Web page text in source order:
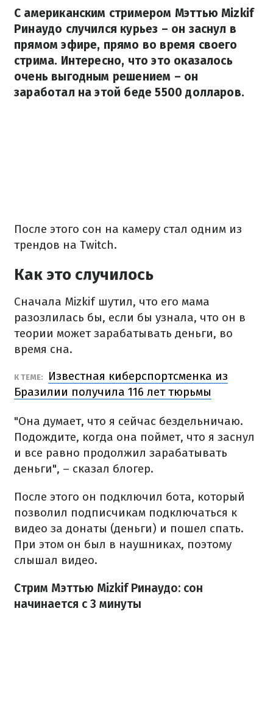
С американским стримером Мэттью Mizkif
Ринаудо случился курьез – он заснул в
прямом эфире, прямо во время своего
стрима. Интересно, что это оказалось
очень выгодным решением – он
заработал на этой беде 5500 долларов.
После этого сон на камеру стал одним из
трендов на Twitch.
Как это случилось
Сначала Mizkif шутил, что его мама
разозлилась бы, если бы узнала, что он в
теории может зарабатывать деньги, во
время сна.
К ТЕМЕ:
Известная киберспортсменка из
Бразилии получила 116 лет тюрьмы
"Она думает, что я сейчас бездельничаю.
Подождите, когда она поймет, что я заснул
и все равно продолжил зарабатывать
деньги", – сказал блогер.
После этого он подключил бота, который
позволил подписчикам подключаться к
видео за донаты (деньги) и пошел спать.
При этом он был в наушниках, поэтому
слышал видео.
Стрим Мэттью Mizkif Ринаудо: сон
начинается с 3 минуты